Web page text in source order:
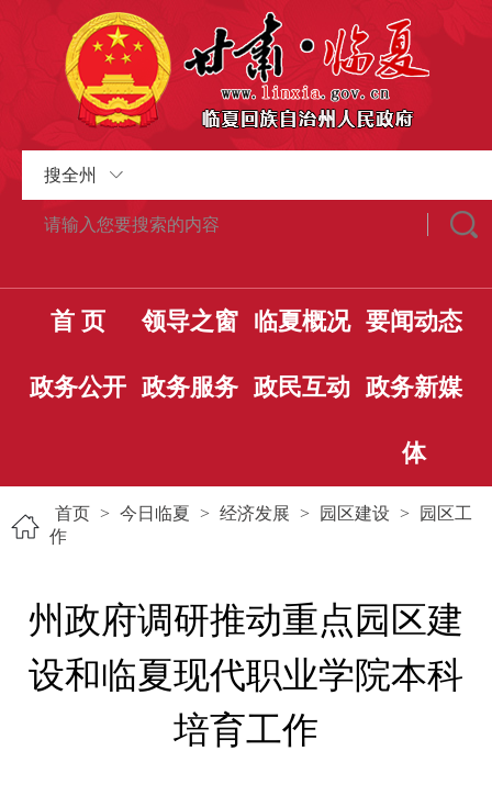
搜全州
首 页 领导之窗 临夏概况 要闻动态
政务公开 政务服务 政民互动 政务新媒
体
首页 > 今日临夏 > 经济发展 > 园区建设 >
园区工
作
州政府调研推动重点园区建
设和临夏现代职业学院本科
培育工作